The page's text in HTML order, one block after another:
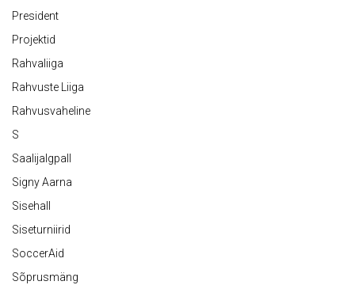
President
Projektid
Rahvaliiga
Rahvuste Liiga
Rahvusvaheline
S
Saalijalgpall
Signy Aarna
Sisehall
Siseturniirid
SoccerAid
Sõprusmäng